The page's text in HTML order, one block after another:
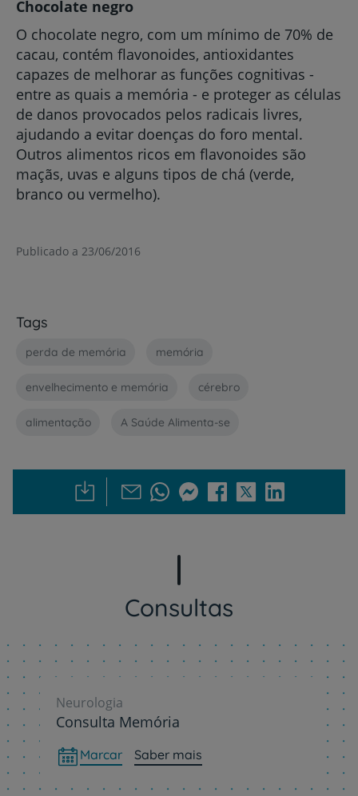
Chocolate negro
O chocolate negro, com um mínimo de 70% de
cacau, contém flavonoides, antioxidantes
capazes de melhorar as funções cognitivas -
entre as quais a memória - e proteger as células
de danos provocados pelos radicais livres,
ajudando a evitar doenças do foro mental.
Outros alimentos ricos em flavonoides são
maçãs, uvas e alguns tipos de chá (verde,
branco ou vermelho).
Publicado a 23/06/2016
Tags
perda de memória memória
envelhecimento e memória cérebro
alimentação A Saúde Alimenta-se
Consultas
Neurologia
Consulta Memória
Marcar Saber mais